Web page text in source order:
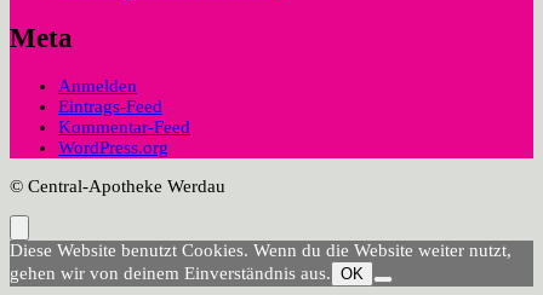
Meta
Anmelden
Eintrags-Feed
Kommentar-Feed
WordPress.org
© Central-Apotheke Werdau
Diese Website benutzt Cookies. Wenn du die Website weiter nutzt,
gehen wir von deinem Einverständnis aus. OK